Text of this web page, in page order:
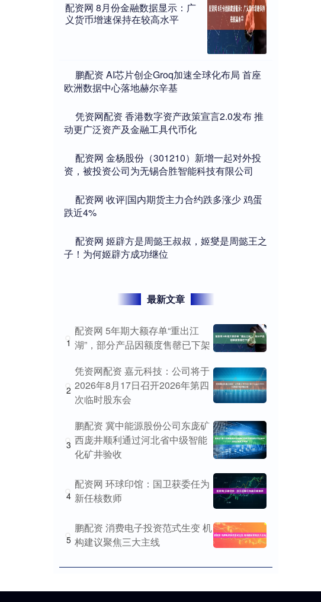
配资网 8月份金融数据显示：广
义货币增速保持在较高水平
​鹏配资 AI芯片创企Groq加速全球化布局 首座
欧洲数据中心落地赫尔辛基
​凭资网配资 香港数字资产政策宣言2.0发布 推
动更广泛资产及金融工具代币化
​配资网 金杨股份（301210）新增一起对外投
资，被投资公司为无锡合胜智能科技有限公司
​配资网 收评|国内期货主力合约跌多涨少 鸡蛋
跌近4%
​配资网 姬辟方是周懿王叔叔，姬燮是周懿王之
子！为何姬辟方成功继位
最新文章
1
配资网 5年期大额存单“重出江
湖”，部分产品因额度售罄已下架
2
凭资网配资 嘉元科技：公司将于
2026年8月17日召开2026年第四
次临时股东会
3
鹏配资 冀中能源股份公司东庞矿
西庞井顺利通过河北省中级智能
化矿井验收
4
配资网 环球印馆：国卫获委任为
新任核数师
5
鹏配资 消费电子投资范式生变 机
构建议聚焦三大主线